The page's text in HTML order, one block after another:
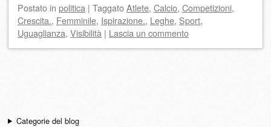
Postato in politica | TaggatoAtlete, Calcio, Competizioni,
Crescita., Femminile, Ispirazione., Leghe, Sport,
Uguaglianza, Visibilità | Lascia un commento
Categorie del blog